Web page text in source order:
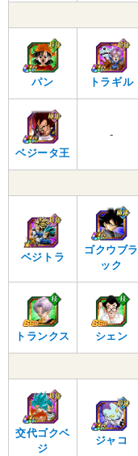
パン トラギル
ベジータ王
-
ベジトラ
ゴクウブラ
ック
トランクス シェン
交代ゴクベ
ジ
ジャコ